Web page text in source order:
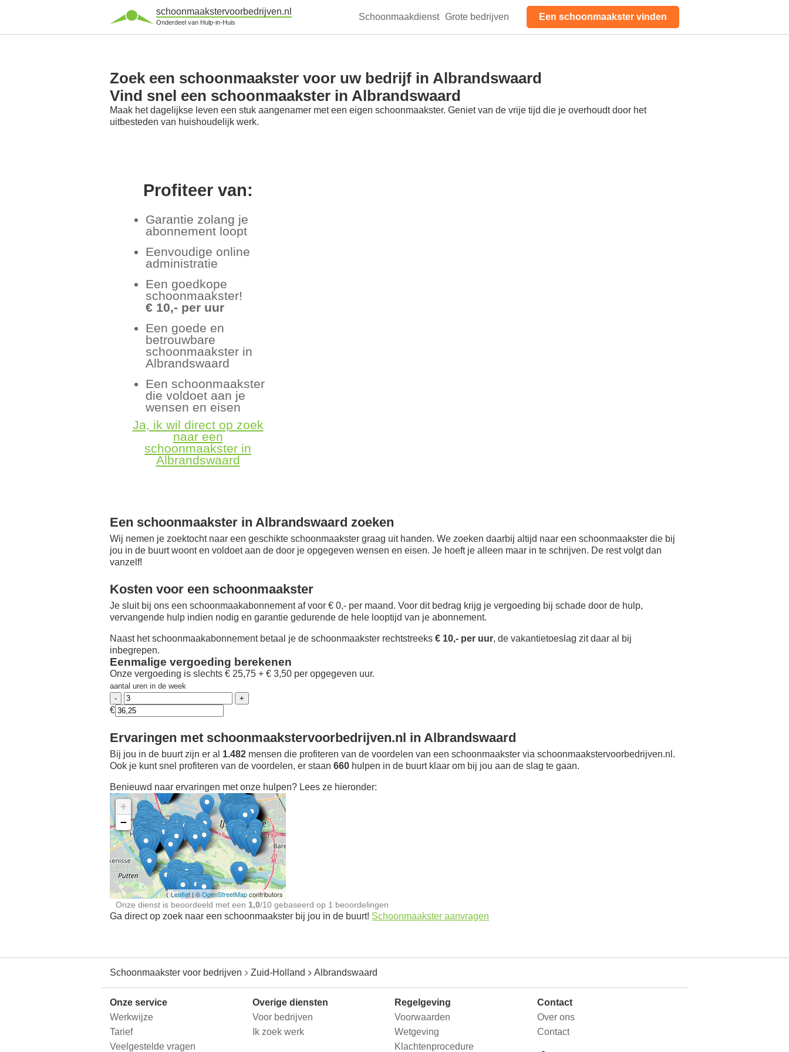
schoonmaakstervoorbedrijven.nl
Onderdeel van Hulp-in-Huis
Schoonmaakdienst Grote bedrijven Een schoonmaakster vinden
Zoek een schoonmaakster voor uw bedrijf in Albrandswaard
Vind snel een schoonmaakster in Albrandswaard
Maak het dagelijkse leven een stuk aangenamer met een eigen schoonmaakster. Geniet van de vrije tijd die je overhoudt door het
uitbesteden van huishoudelijk werk.
Profiteer van:
Garantie zolang je
abonnement loopt
Eenvoudige online
administratie
Een goedkope
schoonmaakster!
€ 10,- per uur
Een goede en
betrouwbare
schoonmaakster in
Albrandswaard
Een schoonmaakster
die voldoet aan je
wensen en eisen
Ja, ik wil direct op zoek
naar een
schoonmaakster in
Albrandswaard
Een schoonmaakster in Albrandswaard zoeken
Wij nemen je zoektocht naar een geschikte schoonmaakster graag uit handen. We zoeken daarbij altijd naar een schoonmaakster die bij
jou in de buurt woont en voldoet aan de door je opgegeven wensen en eisen. Je hoeft je alleen maar in te schrijven. De rest volgt dan
vanzelf!
Kosten voor een schoonmaakster
Je sluit bij ons een schoonmaakabonnement af voor € 0,- per maand. Voor dit bedrag krijg je vergoeding bij schade door de hulp,
vervangende hulp indien nodig en garantie gedurende de hele looptijd van je abonnement.
Naast het schoonmaakabonnement betaal je de schoonmaakster rechtstreeks € 10,- per uur, de vakantietoeslag zit daar al bij
inbegrepen.
Eenmalige vergoeding berekenen
Onze vergoeding is slechts € 25,75 + € 3,50 per opgegeven uur.
aantal uren in de week
€
Ervaringen met schoonmaakstervoorbedrijven.nl in Albrandswaard
Bij jou in de buurt zijn er al 1.482 mensen die profiteren van de voordelen van een schoonmaakster via schoonmaakstervoorbedrijven.nl.
Ook je kunt snel profiteren van de voordelen, er staan 660 hulpen in de buurt klaar om bij jou aan de slag te gaan.
Benieuwd naar ervaringen met onze hulpen? Lees ze hieronder:
Ontdek meer ervaringen
Schoonmaakster bij
jou in de buurt
+
−
Leaflet | ©OpenStreetMapcontributors
Onze dienst is beoordeeld met een 1,0/10 gebaseerd op 1 beoordelingen
Ga direct op zoek naar een schoonmaakster bij jou in de buurt! Schoonmaakster aanvragen
Schoonmaakster voor bedrijven Zuid-Holland Albrandswaard
Onze service
Werkwijze
Tarief
Veelgestelde vragen
Overige diensten
Voor bedrijven
Ik zoek werk
Regelgeving
Voorwaarden
Wetgeving
Klachtenprocedure
Contact
Over ons
Contact